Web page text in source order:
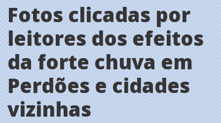
Fotos clicadas por
leitores dos efeitos
da forte chuva em
Perdões e cidades
vizinhas